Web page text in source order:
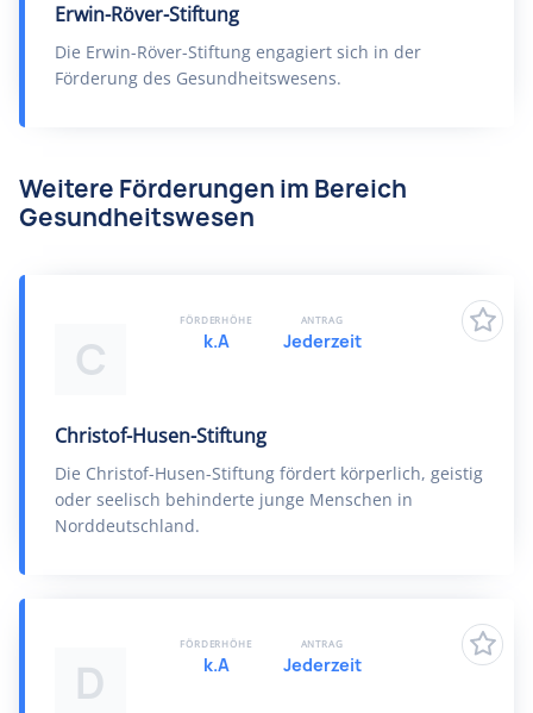
Erwin-Röver-Stiftung
Die Erwin-Röver-Stiftung engagiert sich in der
Förderung des Gesundheitswesens.
Weitere Förderungen im Bereich
Gesundheitswesen
C
Christof-Husen-Stiftung
Die Christof-Husen-Stiftung fördert körperlich, geistig
oder seelisch behinderte junge Menschen in
Norddeutschland.
FÖRDERHÖHE
k.A
ANTRAG
Jederzeit
D
FÖRDERHÖHE
k.A
ANTRAG
Jederzeit